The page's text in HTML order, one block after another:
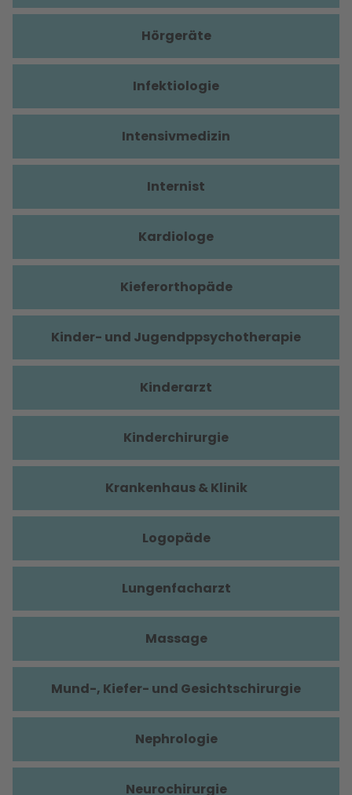
Hörgeräte
Infektiologie
Intensivmedizin
Internist
Kardiologe
Kieferorthopäde
Kinder- und Jugendppsychotherapie
Kinderarzt
Kinderchirurgie
Krankenhaus & Klinik
Logopäde
Lungenfacharzt
Massage
Mund-, Kiefer- und Gesichtschirurgie
Nephrologie
Neurochirurgie